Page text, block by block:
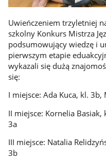
Uwieńczeniem trzyletniej
szkolny Konkurs Mistrza
podsumowujący wiedzę i
pierwszym etapie
wykazali się dużą
się:
I miejsce: Ada Kuca, kl.
II miejsce: Kornelia
3a
III miejsce: Natalia
3b